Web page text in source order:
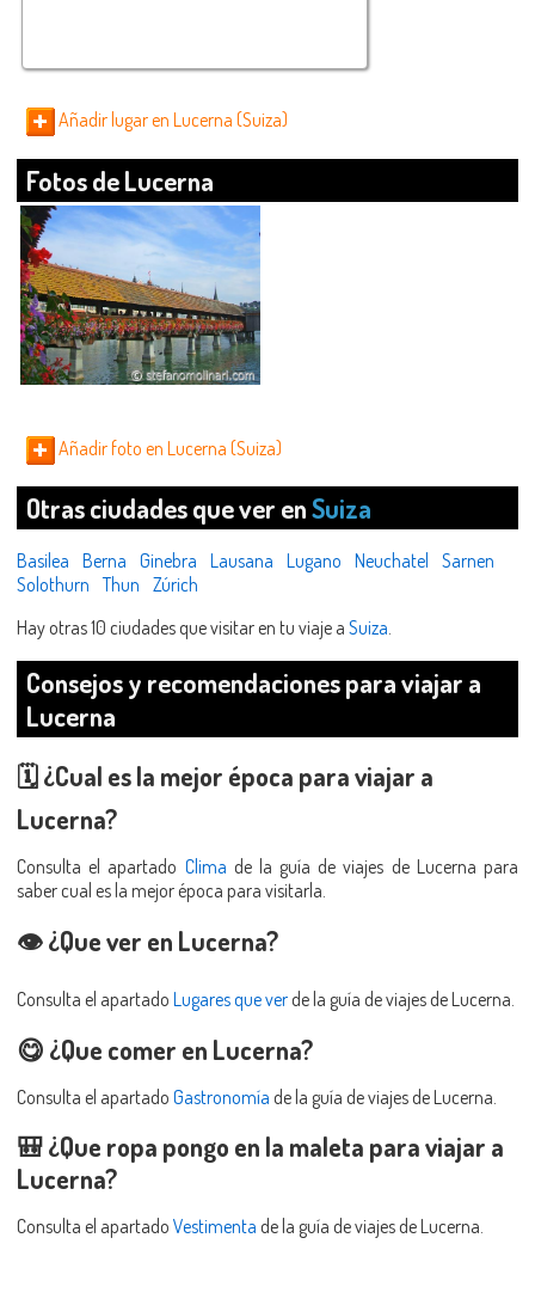
Añadir lugar en Lucerna (Suiza)
Fotos de Lucerna
Añadir foto en Lucerna (Suiza)
Otras ciudades que ver enSuiza
Basilea Berna Ginebra Lausana Lugano Neuchatel Sarnen
Solothurn Thun Zúrich
Hay otras 10 ciudades que visitar en tu viaje a Suiza.
Consejos y recomendaciones para viajar a
Lucerna
🗓️ ¿Cual es la mejor época para viajar a
Lucerna?
Consulta el apartado Clima de la guía de viajes de Lucerna para
saber cual es la mejor época para visitarla.
👁️ ¿Que ver en Lucerna?
Consulta el apartado Lugares que ver de la guía de viajes de Lucerna.
😋 ¿Que comer en Lucerna?
Consulta el apartado Gastronomía de la guía de viajes de Lucerna.
🎒 ¿Que ropa pongo en la maleta para viajar a
Lucerna?
Consulta el apartado Vestimenta de la guía de viajes de Lucerna.